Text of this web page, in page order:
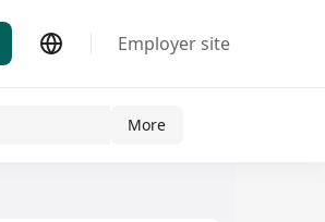
Employer site
More